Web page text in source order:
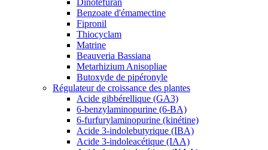
Dinotéfuran
Benzoate d'émamectine
Fipronil
Thiocyclam
Matrine
Beauveria Bassiana
Metarhizium Anisopliae
Butoxyde de pipéronyle
Régulateur de croissance des plantes
Acide gibbérellique (GA3)
6-benzylaminopurine (6-BA)
6-furfurylaminopurine (kinétine)
Acide 3-indolebutyrique (IBA)
Acide 3-indoleacétique (IAA)